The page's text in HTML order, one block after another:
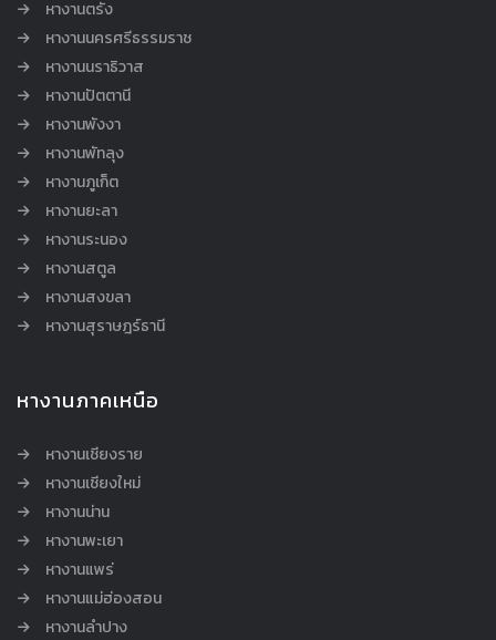
หางานตรัง
หางานนครศรีธรรมราช
หางานนราธิวาส
หางานปัตตานี
หางานพังงา
หางานพัทลุง
หางานภูเก็ต
หางานยะลา
หางานระนอง
หางานสตูล
หางานสงขลา
หางานสุราษฎร์ธานี
หางานภาคเหนือ
หางานเชียงราย
หางานเชียงใหม่
หางานน่าน
หางานพะเยา
หางานแพร่
หางานแม่ฮ่องสอน
หางานลำปาง